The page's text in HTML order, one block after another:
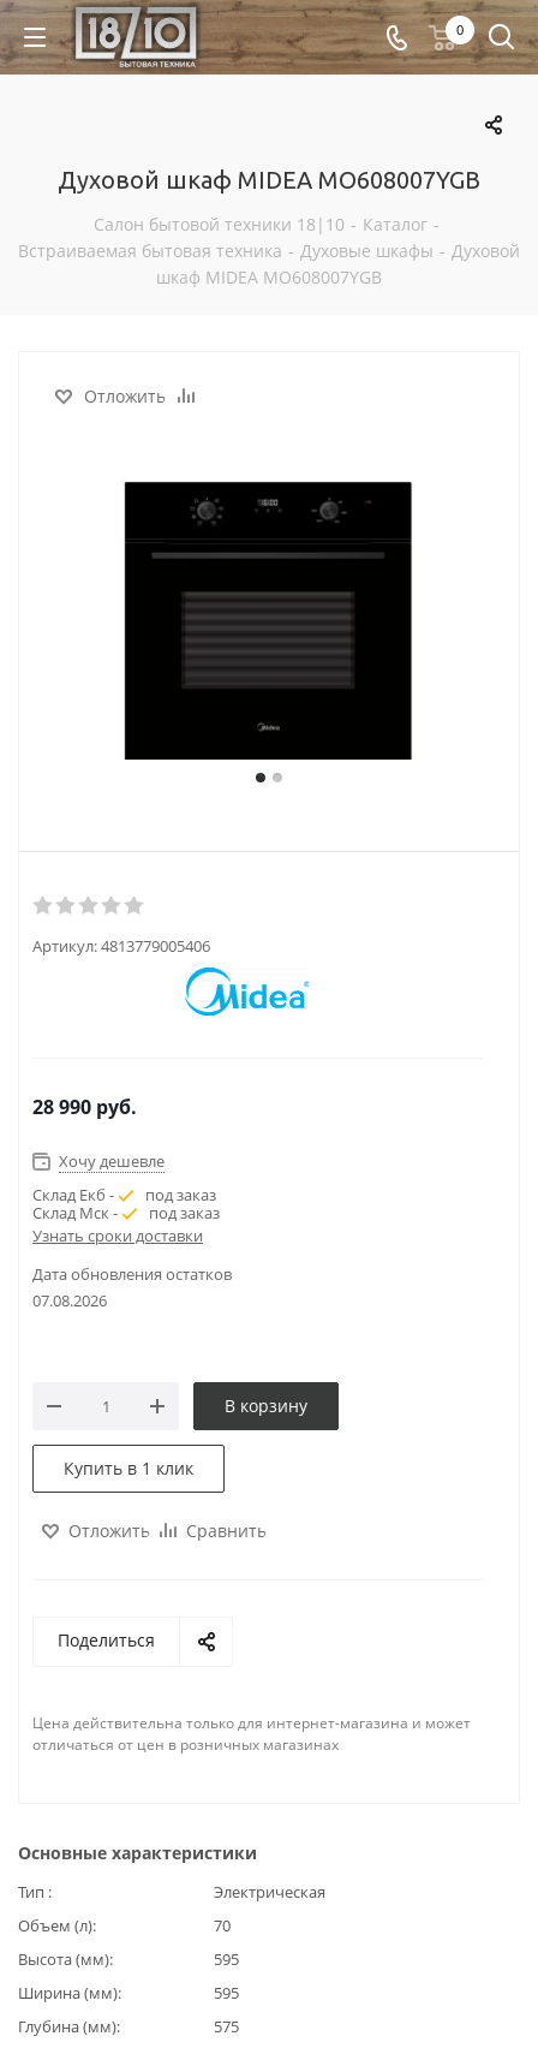
0
Духовой шкаф MIDEA MO608007YGB
Салон бытовой техники 18|10 - Каталог -
Встраиваемая бытовая техника - Духовые шкафы - Духовой
шкаф MIDEA MO608007YGB
Отложить
Артикул:4813779005406
28 990 руб.
Хочу дешевле
Склад Екб -
под заказ
Склад Мск -
под заказ
Узнать сроки доставки
Дата обновления остатков
07.08.2026
В корзину
Купить в 1 клик
Отложить Сравнить
Поделиться
Цена действительна только для интернет-магазина и может
отличаться от цен в розничных магазинах
Основные характеристики
Тип
Электрическая
Объем (л)
70
Высота (мм)
595
Ширина (мм)
595
Глубина (мм)
575